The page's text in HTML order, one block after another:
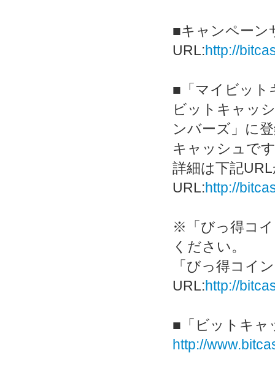
■キャンペー
URL:http://
■「マイビット
ビットキャッ
ンバーズ」に
キャッシュで
詳細は下記
URL:http://
※「びっ得コ
ください。
「びっ得コイ
URL:http://
■「ビットキャ
http://